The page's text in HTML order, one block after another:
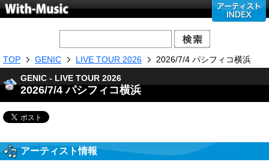
TOP GENIC LIVE TOUR 2026
2026/7/4 パシフィコ横浜
GENIC - LIVE TOUR 2026
2026/7/4 パシフィコ横浜
アーティスト情報